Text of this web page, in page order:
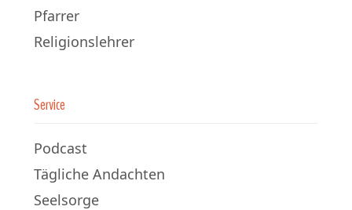
Pfarrer
Religionslehrer
Service
Podcast
Tägliche Andachten
Seelsorge